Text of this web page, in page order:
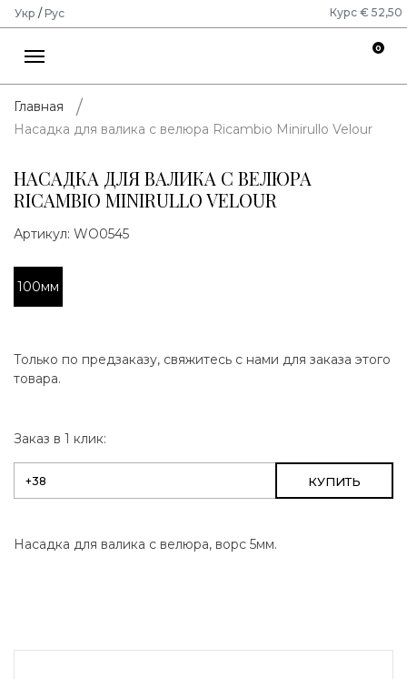
Укр / Рус Курс € 52,50
0
Главная
Насадка для валика с велюра Ricambio Minirullo Velour
НАСАДКА ДЛЯ ВАЛИКА С ВЕЛЮРА
RICAMBIO MINIRULLO VELOUR
Артикул: WO0545
100мм
Только по предзаказу, свяжитесь с нами для заказа этого
товара.
Заказ в 1 клик:
КУПИТЬ
Насадка для валика с велюра, ворс 5мм.